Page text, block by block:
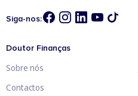
Siga-nos:
Doutor Finanças
Sobre nós
Contactos